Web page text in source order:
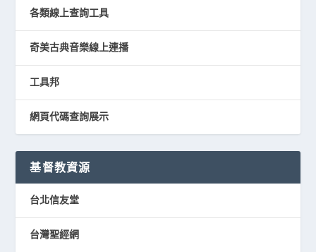
各類線上查詢工具
奇美古典音樂線上連播
工具邦
網頁代碼查詢展示
基督教資源
台北信友堂
台灣聖經網